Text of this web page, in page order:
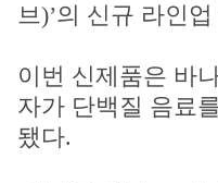
브)’의 신규 라인
이번 신제품은 바
자가 단백질 음료
됐다.